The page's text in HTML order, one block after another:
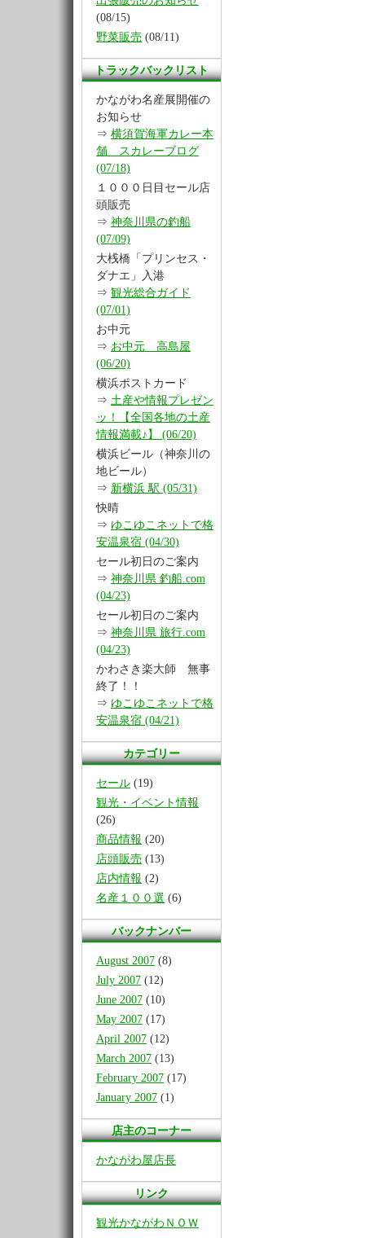
(08/15)
野菜販売 (08/11)
トラックバックリスト
かながわ名産展開催の
お知らせ
⇒ 横須賀海軍カレー本
舗 スカレーブログ
(07/18)
１０００日目セール店
頭販売
⇒ 神奈川県の釣船
(07/09)
大桟橋「プリンセス・
ダナエ」入港
⇒ 観光総合ガイド
(07/01)
お中元
⇒ お中元 高島屋
(06/20)
横浜ポストカード
⇒ 土産や情報プレゼン
ッ！【全国各地の土産
情報満載♪】 (06/20)
横浜ビール（神奈川の
地ビール）
⇒ 新横浜 駅 (05/31)
快晴
⇒ ゆこゆこネットで格
安温泉宿 (04/30)
セール初日のご案内
⇒ 神奈川県 釣船.com
(04/23)
セール初日のご案内
⇒ 神奈川県 旅行.com
(04/23)
かわさき楽大師 無事
終了！！
⇒ ゆこゆこネットで格
安温泉宿 (04/21)
カテゴリー
セール (19)
観光・イベント情報
(26)
商品情報 (20)
店頭販売 (13)
店内情報 (2)
名産１００選 (6)
バックナンバー
August 2007 (8)
July 2007 (12)
June 2007 (10)
May 2007 (17)
April 2007 (12)
March 2007 (13)
February 2007 (17)
January 2007 (1)
店主のコーナー
かながわ屋店長
リンク
観光かながわＮＯＷ